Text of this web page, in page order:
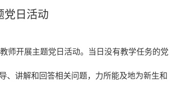
党日活动
师开展主题党日活动。当日没有教学任务的党
、讲解和回答相关问题，力所能及地为新生和